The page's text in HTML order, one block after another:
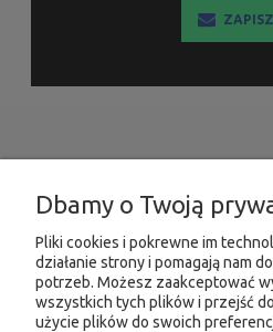
MOJE
Dbamy o Twoją
Pliki cookies i pokrewne im
działanie strony i pomagają nam
potrzeb. Możesz zaakceptować
wszystkich tych plików i przejść
użycie plików do swoich